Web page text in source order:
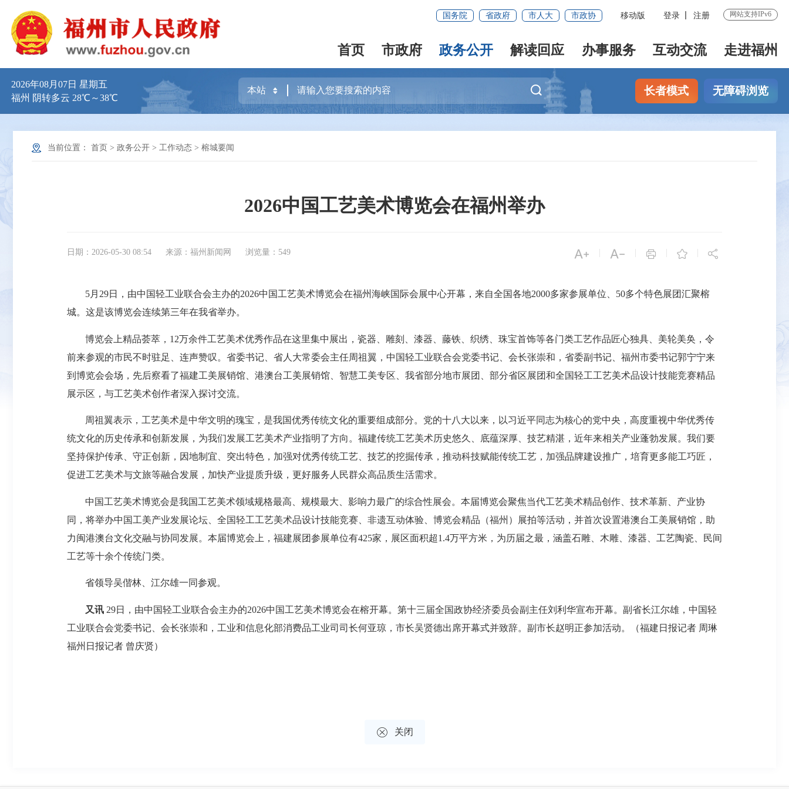
国务院 省政府 市人大 市政协 移动版 登录 注册 网站支持IPv6
首页 市政府 政务公开 解读回应 办事服务 互动交流 走进福州
2026年08月07日 星期五
福州 阴转多云 28℃～38℃
长者模式 无障碍浏览
当前位置： 首页 > 政务公开 > 工作动态 > 榕城要闻
2026中国工艺美术博览会在福州举办
日期：2026-05-30 08:54 来源：福州新闻网 浏览量：549  |  |  |  | 
5月29日，由中国轻工业联合会主办的2026中国工艺美术博览会在福州海峡国际会展中心开幕，来自全国各地2000多家参展单位、50多个特色展团汇聚榕
城。这是该博览会连续第三年在我省举办。
博览会上精品荟萃，12万余件工艺美术优秀作品在这里集中展出，瓷器、雕刻、漆器、藤铁、织绣、珠宝首饰等各门类工艺作品匠心独具、美轮美奂，令
前来参观的市民不时驻足、连声赞叹。省委书记、省人大常委会主任周祖翼，中国轻工业联合会党委书记、会长张崇和，省委副书记、福州市委书记郭宁宁来
到博览会会场，先后察看了福建工美展销馆、港澳台工美展销馆、智慧工美专区、我省部分地市展团、部分省区展团和全国轻工工艺美术品设计技能竞赛精品
展示区，与工艺美术创作者深入探讨交流。
周祖翼表示，工艺美术是中华文明的瑰宝，是我国优秀传统文化的重要组成部分。党的十八大以来，以习近平同志为核心的党中央，高度重视中华优秀传
统文化的历史传承和创新发展，为我们发展工艺美术产业指明了方向。福建传统工艺美术历史悠久、底蕴深厚、技艺精湛，近年来相关产业蓬勃发展。我们要
坚持保护传承、守正创新，因地制宜、突出特色，加强对优秀传统工艺、技艺的挖掘传承，推动科技赋能传统工艺，加强品牌建设推广，培育更多能工巧匠，
促进工艺美术与文旅等融合发展，加快产业提质升级，更好服务人民群众高品质生活需求。
中国工艺美术博览会是我国工艺美术领域规格最高、规模最大、影响力最广的综合性展会。本届博览会聚焦当代工艺美术精品创作、技术革新、产业协
同，将举办中国工美产业发展论坛、全国轻工工艺美术品设计技能竞赛、非遗互动体验、博览会精品（福州）展拍等活动，并首次设置港澳台工美展销馆，助
力闽港澳台文化交融与协同发展。本届博览会上，福建展团参展单位有425家，展区面积超1.4万平方米，为历届之最，涵盖石雕、木雕、漆器、工艺陶瓷、民间
工艺等十余个传统门类。
省领导吴偕林、江尔雄一同参观。
又讯 29日，由中国轻工业联合会主办的2026中国工艺美术博览会在榕开幕。第十三届全国政协经济委员会副主任刘利华宣布开幕。副省长江尔雄，中国轻
工业联合会党委书记、会长张崇和，工业和信息化部消费品工业司司长何亚琼，市长吴贤德出席开幕式并致辞。副市长赵明正参加活动。（福建日报记者 周琳
福州日报记者 曾庆贤）
 关闭